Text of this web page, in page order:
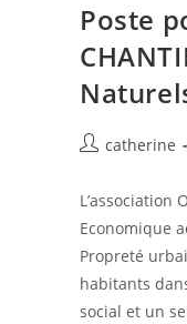
Poste
catherine
L’association
Economique
Propreté
habitants
social et un